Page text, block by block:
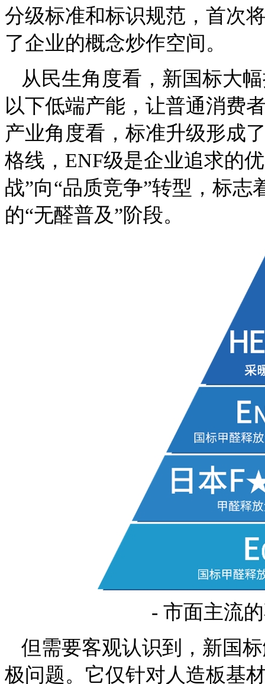
分级标准和标识规范，首次
了企业的概念炒作空间。
从民生角度看，新国标大
以下低端产能，让普通消费
产业角度看，标准升级形成
格线，ENF级是企业追求的
战”向“品质竞争”转型，标
的“无醛普及”阶段。
- 市面主流
但需要客观认识到，新国
极问题。它仅针对人造板基